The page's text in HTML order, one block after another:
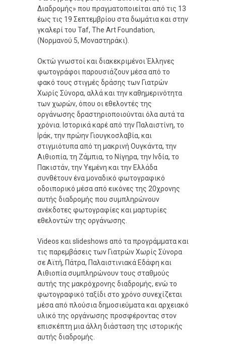
Διαδρομής» που πραγματοποιείται από τις 13
έως τις 19 Σεπτεμβρίου στα δωμάτια και στην
γκαλερί του Taf, The Art Foundation,
(Νορμανού 5, Μοναστηράκι).
Οκτώ γνωστοί και διακεκριμένοι Έλληνες
φωτογράφοι παρουσιάζουν μέσα από το
φακό τους στιγμές δράσης των Γιατρών
Χωρίς Σύνορα, αλλά και την καθημερινότητα
των χωρών, όπου οι εθελοντές της
οργάνωσης δραστηριοποιούνται όλα αυτά τα
χρόνια. Ιστορικά καρέ από την Παλαιστίνη, το
Ιράκ, την πρώην Γιουγκοσλαβία, και
στιγμιότυπα από τη μακρινή Ουγκάντα, την
Αιθιοπία, τη Ζάμπια, το Νίγηρα, την Ινδία, το
Πακιστάν, την Υεμένη και την Ελλάδα
συνθέτουν ένα μοναδικό φωτογραφικό
οδοιπορικό μέσα από εικόνες της 20χρονης
αυτής διαδρομής που συμπληρώνουν
ανέκδοτες φωτογραφίες και μαρτυρίες
εθελοντών της οργάνωσης.
Videos και slideshows από τα προγράμματα και
τις παρεμβάσεις των Γιατρών Χωρίς Σύνορα
σε Αϊτή, Πάτρα, Παλαιστινιακά Εδάφη και
Αιθιοπία συμπληρώνουν τους σταθμούς
αυτής της μακρόχρονης διαδρομής, ενώ το
φωτογραφικό ταξίδι στο χρόνο συνεχίζεται
μέσα από πλούσια δημοσιεύματα και αρχειακό
υλικό της οργάνωσης προσφέροντας στον
επισκέπτη μια άλλη διάσταση της ιστορικής
αυτής διαδρομής.